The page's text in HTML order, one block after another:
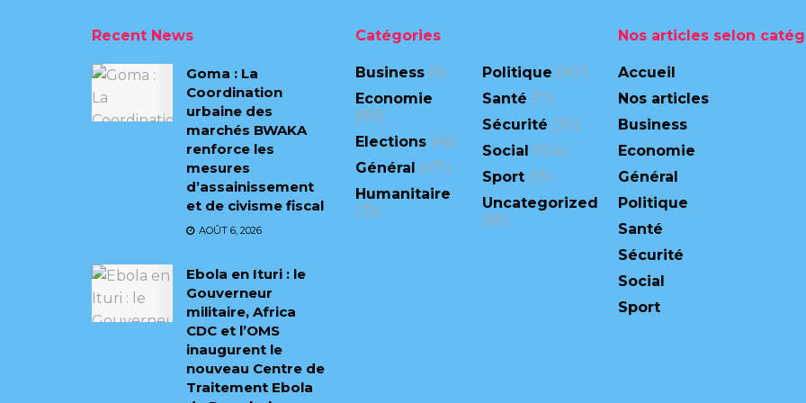
Recent News
Goma : La
Coordination
urbaine des
marchés BWAKA
renforce les
mesures
d’assainissement
et de civisme fiscal
AOÛT 6, 2026
Ebola en Ituri : le
Gouverneur
militaire, Africa
CDC et l’OMS
inaugurent le
nouveau Centre de
Traitement Ebola
Catégories
Business(9)
Economie
(88)
Elections(48)
Général (471)
Humanitaire
(75)
Politique (167)
Santé (71)
Sécurité (311)
Social (104)
Sport(13)
Uncategorized
(95)
Nos articles selon
Accueil
Nos articles
Business
Economie
Général
Politique
Santé
Sécurité
Social
Sport